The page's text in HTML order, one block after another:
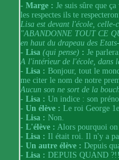
- Marge : Je suis sûre que
les respectes ils te
Lisa est devant l'école,
"ABANDONNE TOUT CE
en haut du drapeau des
- Lisa (qui pense) : Je
A l'intérieur de l'école, dans
- Lisa : Bonjour, tout le
me citer le nom de notre
Aucun son ne sort de la
- Lisa : Un indice : son
- Un élève : Le roi George
- Lisa : Non.
- L'élève : Alors pourquoi
- Lisa : Il était roi. Il n'y a
- Un autre élève : Depuis
- Lisa : DEPUIS QUAND